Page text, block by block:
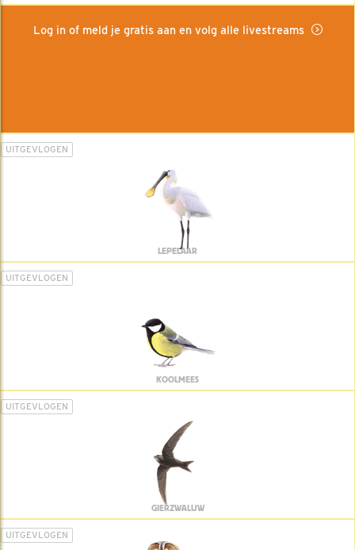
Log in of meld je gratis aan en volg alle livestreams
UITGEVLOGEN
LEPELAAR
UITGEVLOGEN
KOOLMEES
UITGEVLOGEN
GIERZWALUW
UITGEVLOGEN